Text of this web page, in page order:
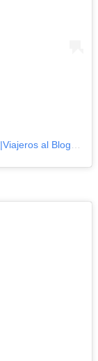
Una publicación compartida de David Vecino|Viajeros al Blog (@viajerosalblog)